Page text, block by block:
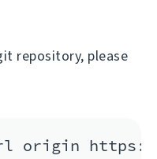
repository, please